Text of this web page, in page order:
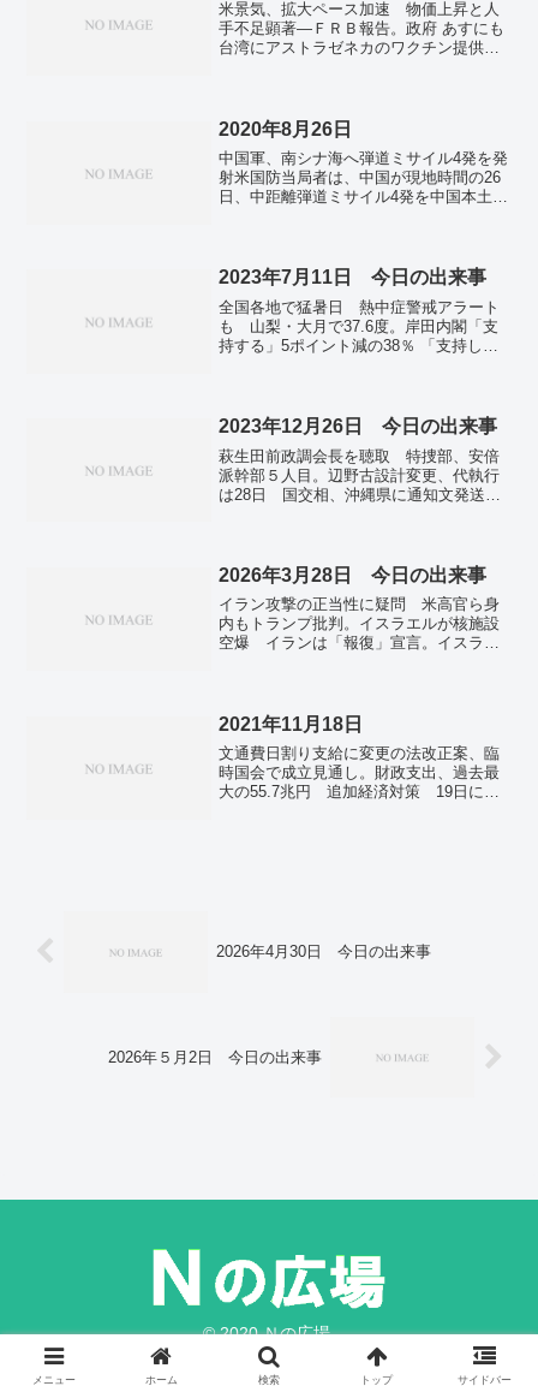
米景気、拡大ペース加速 物価上昇と人
手不足顕著―ＦＲＢ報告。政府 あすにも
台湾にアストラゼネカのワクチン提供す
のナフタリ・ベネット党首。
2020年8月26日
中国軍、南シナ海へ弾道ミサイル4発を発
射米国防当局者は、中国が現地時間の26
日、中距離弾道ミサイル4発を中国本土か
黒人女性」 大坂選...
2023年7月11日 今日の出来事
全国各地で猛暑日 熱中症警戒アラート
も 山梨・大月で37.6度。岸田内閣「支
持する」5ポイント減の38％ 「支持しな
埼玉・武蔵野地域 関東初。スウェーデ
ての軍事大国。
2023年12月26日 今日の出来事
萩生田前政調会長を聴取 特捜部、安倍
派幹部５人目。辺野古設計変更、代執行
は28日 国交相、沖縄県に通知文発送。
員長、日中橋渡し役。通常国会、１月２
６日召集軸 東京地検捜査も影響―政
府・与党。冬ボーナス、４年ぶり９０万
円台に 大手企業、過去３番目の高さ―
経団連集計。イスラエル首相、戦闘強化
2026年3月28日 今日の出来事
イラン攻撃の正当性に疑問 米高官ら身
内もトランプ批判。イスラエルが核施設
空爆 イランは「報復」宣言。イスラエ
が生成ＡＩ使用 児童・生徒、調査や作
文の助言など―５人に１人「勉強不要
に」・民間調査。モバイルバッテリーは
２個まで 機内持ち込みで新国際基準―
国連機関。
2021年11月18日
文通費日割り支給に変更の法改正案、臨
時国会で成立見通し。財政支出、過去最
大の55.7兆円 追加経済対策 19日に決
ジョレ解禁、深夜に乾杯 「家飲み」需
要で販売回復の期待も。韓国、新規感染
2026年4月30日 今日の出来事
2026年５月2日 今日の出来事
© 2020 Ｎの広場.
メニュー ホーム 検索 トップ サイドバー